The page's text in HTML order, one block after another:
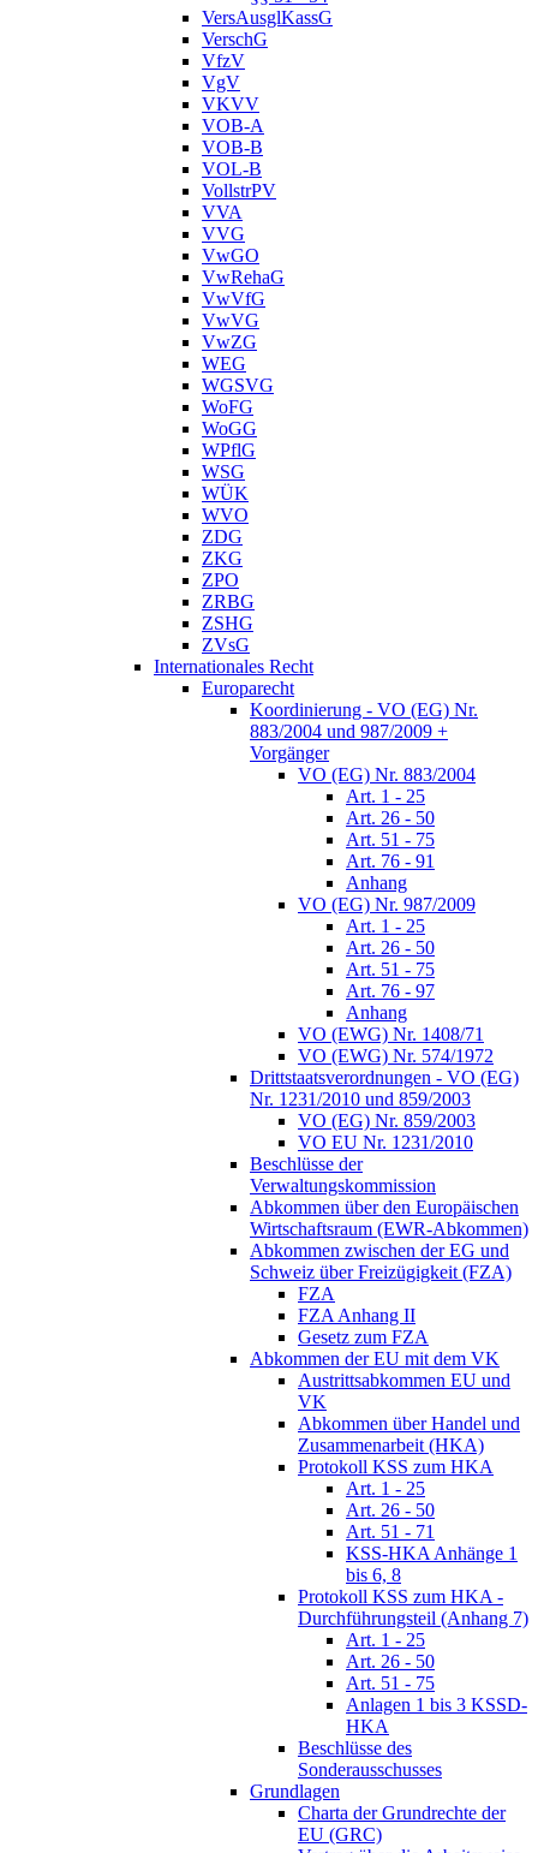
VersAusglKassG
VerschG
VfzV
VgV
VKVV
VOB-A
VOB-B
VOL-B
VollstrPV
VVA
VVG
VwGO
VwRehaG
VwVfG
VwVG
VwZG
WEG
WGSVG
WoFG
WoGG
WPflG
WSG
WÜK
WVO
ZDG
ZKG
ZPO
ZRBG
ZSHG
ZVsG
Internationales Recht
Europarecht
Koordinierung - VO (EG) Nr.
883/2004 und 987/2009 +
Vorgänger
VO (EG) Nr. 883/2004
Art. 1 - 25
Art. 26 - 50
Art. 51 - 75
Art. 76 - 91
Anhang
VO (EG) Nr. 987/2009
Art. 1 - 25
Art. 26 - 50
Art. 51 - 75
Art. 76 - 97
Anhang
VO (EWG) Nr. 1408/71
VO (EWG) Nr. 574/1972
Drittstaatsverordnungen - VO (EG)
Nr. 1231/2010 und 859/2003
VO (EG) Nr. 859/2003
VO EU Nr. 1231/2010
Beschlüsse der
Verwaltungskommission
Abkommen über den Europäischen
Wirtschaftsraum (EWR-Abkommen)
Abkommen zwischen der EG und
Schweiz über Freizügigkeit (FZA)
FZA
FZA Anhang II
Gesetz zum FZA
Abkommen der EU mit dem VK
Austrittsabkommen EU und
VK
Abkommen über Handel und
Zusammenarbeit (HKA)
Protokoll KSS zum HKA
Art. 1 - 25
Art. 26 - 50
Art. 51 - 71
KSS-HKA Anhänge 1
bis 6, 8
Protokoll KSS zum HKA -
Durchführungsteil (Anhang 7)
Art. 1 - 25
Art. 26 - 50
Art. 51 - 75
Anlagen 1 bis 3 KSSD-
HKA
Beschlüsse des
Sonderausschusses
Grundlagen
Charta der Grundrechte der
EU (GRC)